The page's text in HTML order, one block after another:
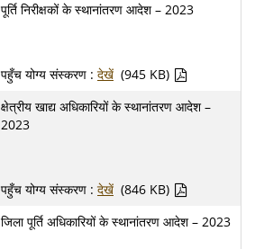
पूर्ति निरीक्षकों के स्थानांतरण आदेश – 2023
पहुँच योग्य संस्करण : देखें (945 KB)
क्षेत्रीय खाद्य अधिकारियों के स्थानांतरण आदेश –
2023
पहुँच योग्य संस्करण : देखें (846 KB)
जिला पूर्ति अधिकारियों के स्थानांतरण आदेश – 2023